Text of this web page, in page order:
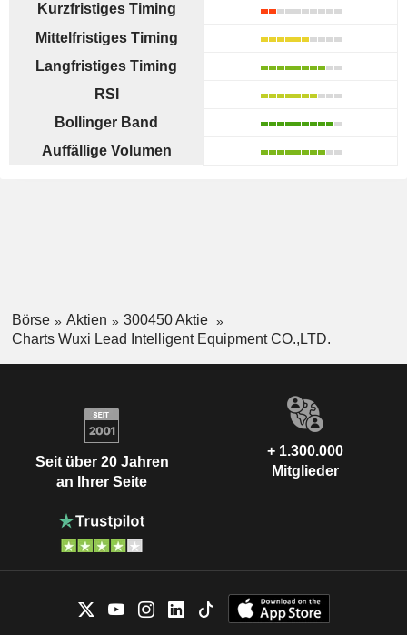
Kurzfristiges Timing
Mittelfristiges Timing
Langfristiges Timing
RSI
Bollinger Band
Auffällige Volumen
Börse Aktien
300450 Aktie
Charts Wuxi Lead Intelligent Equipment CO.,LTD.
Seit über 20 Jahren
an Ihrer Seite
+ 1.300.000
Mitglieder